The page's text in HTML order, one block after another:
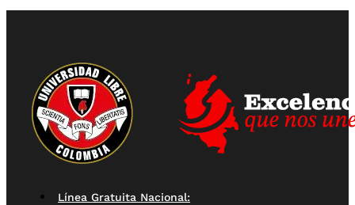
Línea Gratuita Nacional: